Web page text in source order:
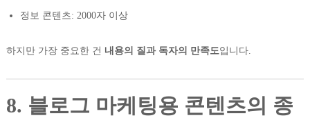
정보 콘텐츠: 2000자 이상
하지만 가장 중요한 건 내용의 질과 독자의 만족도입니다.
8. 블로그 마케팅용 콘텐츠의 종